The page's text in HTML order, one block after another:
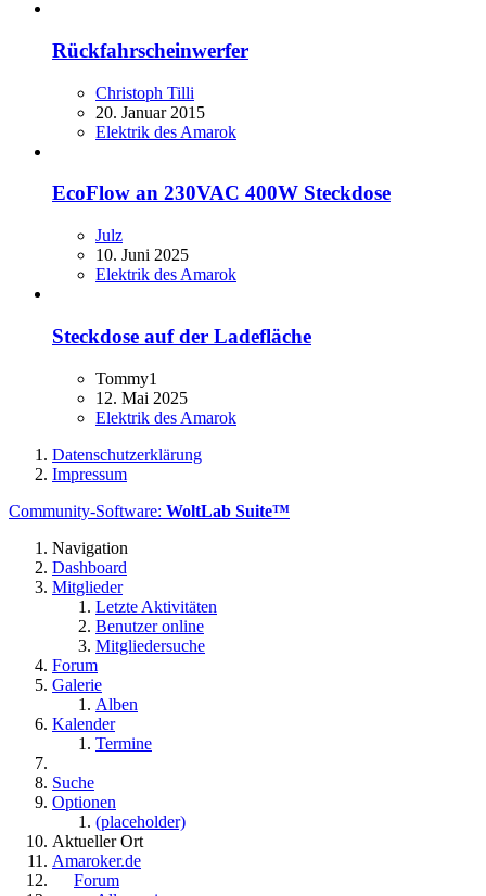
Rückfahrscheinwerfer
Christoph Tilli
20. Januar 2015
Elektrik des Amarok
EcoFlow an 230VAC 400W Steckdose
Julz
10. Juni 2025
Elektrik des Amarok
Steckdose auf der Ladefläche
Tommy1
12. Mai 2025
Elektrik des Amarok
Datenschutzerklärung
Impressum
Community-Software: WoltLab Suite™
Navigation
Dashboard
Mitglieder
Letzte Aktivitäten
Benutzer online
Mitgliedersuche
Forum
Galerie
Alben
Kalender
Termine
Suche
Optionen
(placeholder)
Aktueller Ort
Amaroker.de
Forum